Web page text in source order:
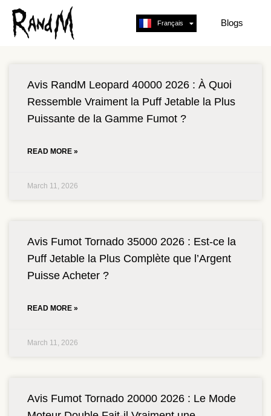
Français
English Blogs
Avis RandM Leopard 40000 2026 : À Quoi
Ressemble Vraiment la Puff Jetable la Plus
Puissante de la Gamme Fumot ?
READ MORE »
March 11, 2026
Avis Fumot Tornado 35000 2026 : Est-ce la
Puff Jetable la Plus Complète que l’Argent
Puisse Acheter ?
READ MORE »
March 11, 2026
Avis Fumot Tornado 20000 2026 : Le Mode